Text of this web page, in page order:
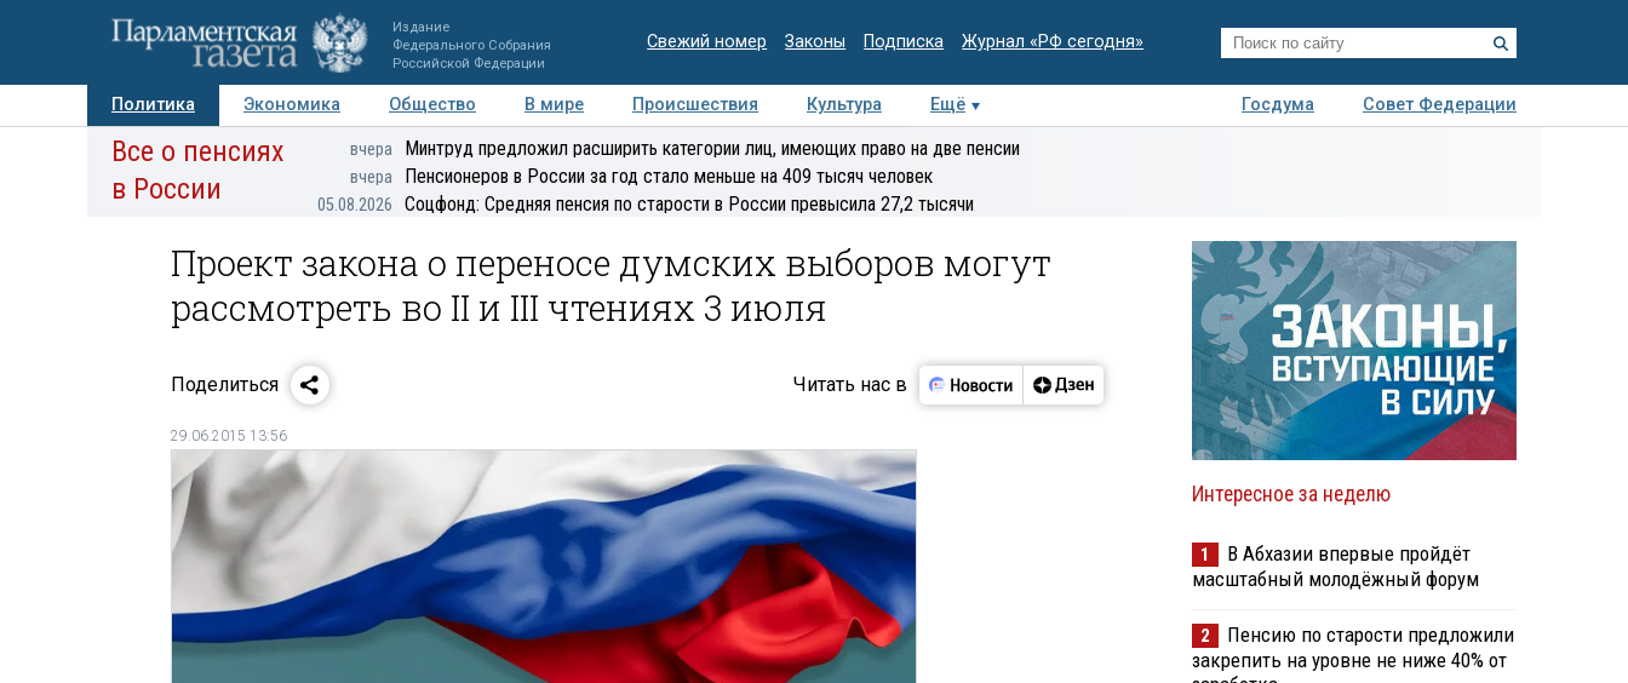
Издание
Федерального Собрания
Российской Федерации
Свежий номер Законы Подписка Журнал «РФ сегодня»
Политика Экономика Общество В мире Происшествия Культура Ещё Госдума
Совет Федерации
Авторы Персоны Мнения Регионы Медиацентр Интервью Колумнисты
Деловая
Все о пенсиях
в России
вчера Минтруд предложил расширить категории лиц, имеющих право на две пенсии
вчера Пенсионеров в России за год стало меньше на 409 тысяч человек
05.08.2026 Соцфонд: Средняя пенсия по старости в России превысила 27,2 тысячи
Проект закона о переносе думских выборов могут
рассмотреть во II и III чтениях 3 июля
Поделиться Читать нас в
29.06.2015 13:56
Интересное за неделю
1
В Абхазии впервые пройдёт
масштабный молодёжный форум
2
Пенсию по старости предложили
закрепить на уровне не ниже 40% от